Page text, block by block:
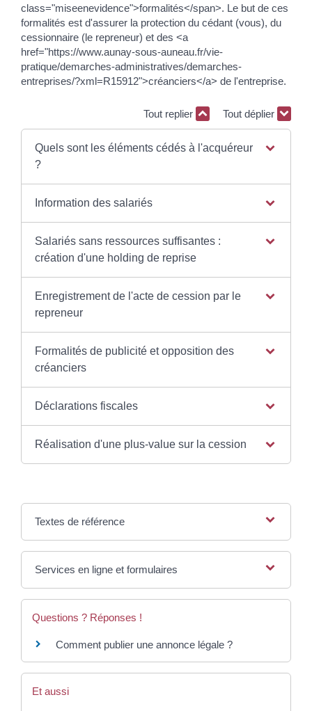
class="miseenevidence">formalités</span>. Le but de ces
formalités est d'assurer la protection du cédant (vous), du
cessionnaire (le repreneur) et des <a
href="https://www.aunay-sous-auneau.fr/vie-
pratique/demarches-administratives/demarches-
entreprises/?xml=R15912">créanciers</a> de l'entreprise.
Tout replier Tout déplier
Quels sont les éléments cédés à l'acquéreur
?
Information des salariés
Salariés sans ressources suffisantes :
création d'une holding de reprise
Enregistrement de l'acte de cession par le
repreneur
Formalités de publicité et opposition des
créanciers
Déclarations fiscales
Réalisation d'une plus-value sur la cession
Textes de référence
Services en ligne et formulaires
Questions ? Réponses !
Comment publier une annonce légale ?
Et aussi